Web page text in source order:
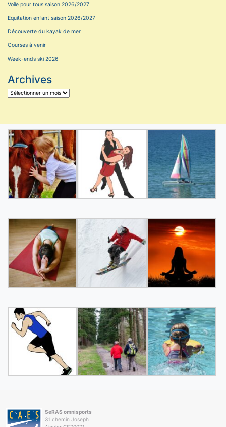
Voile pour tous saison 2026/2027
Equitation enfant saison 2026/2027
Découverte du kayak de mer
Courses à venir
Week-ends ski 2026
Archives
Archives
SeRAS omnisports
31 chemin Joseph